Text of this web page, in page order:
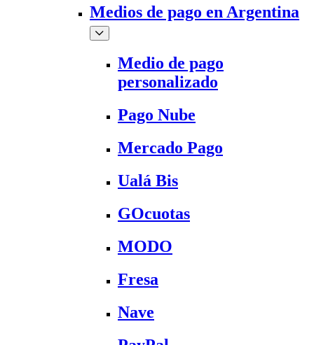
Medios de pago en Argentina
Medio de pago
personalizado
Pago Nube
Mercado Pago
Ualá Bis
GOcuotas
MODO
Fresa
Nave